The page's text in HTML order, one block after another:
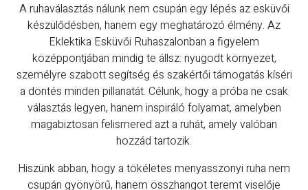
A ruhaválasztás nálunk nem csupán egy lépés az esküvői
készülődésben, hanem egy meghatározó élmény. Az
Eklektika Esküvői Ruhaszalonban a figyelem
középpontjában mindig te állsz: nyugodt környezet,
személyre szabott segítség és szakértői támogatás kíséri
a döntés minden pillanatát. Célunk, hogy a próba ne csak
választás legyen, hanem inspiráló folyamat, amelyben
magabiztosan felismered azt a ruhát, amely valóban
hozzád tartozik.
Hiszünk abban, hogy a tökéletes menyasszonyi ruha nem
csupán gyönyörű, hanem összhangot teremt viselője